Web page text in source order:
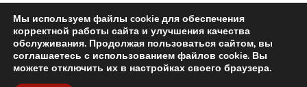
Главная
Ремкомплект турбины
Запчасти для турбин
Пользовательское соглашение
Политика конфиденциальности
Мы используем файлы cookie для обеспечения
корректной работы сайта и улучшения качества
обслуживания. Продолжая пользоваться сайтом, вы
соглашаетесь с использованием файлов cookie. Вы
можете отключить их в настройках своего браузера.